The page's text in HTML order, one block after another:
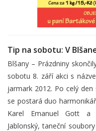
Tip na sobotu: V
Blšany – Prázdniny
sobotu 8. září akci s
jarmark 2012. Po celý
se postará duo
Karel Emanuel Gott a
Jablonský, taneční